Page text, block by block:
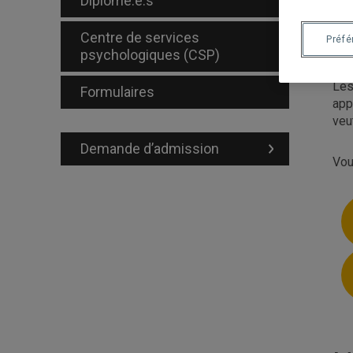
Centre de services
psychologiques (CSP)
Formulaires
Demande d’admission